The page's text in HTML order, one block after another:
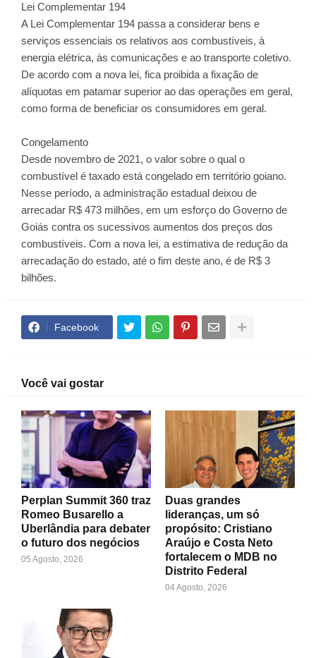
Lei Complementar 194
A Lei Complementar 194 passa a considerar bens e
serviços essenciais os relativos aos combustíveis, à
energia elétrica, às comunicações e ao transporte coletivo.
De acordo com a nova lei, fica proibida a fixação de
alíquotas em patamar superior ao das operações em geral,
como forma de beneficiar os consumidores em geral.
Congelamento
Desde novembro de 2021, o valor sobre o qual o
combustível é taxado está congelado em território goiano.
Nesse período, a administração estadual deixou de
arrecadar R$ 473 milhões, em um esforço do Governo de
Goiás contra os sucessivos aumentos dos preços dos
combustíveis. Com a nova lei, a estimativa de redução da
arrecadação do estado, até o fim deste ano, é de R$ 3
bilhões.
Facebook
Você vai gostar
Perplan Summit 360 traz
Romeo Busarello a
Uberlândia para debater
o futuro dos negócios
05 Agosto, 2026
Duas grandes
lideranças, um só
propósito: Cristiano
Araújo e Costa Neto
fortalecem o MDB no
Distrito Federal
04 Agosto, 2026